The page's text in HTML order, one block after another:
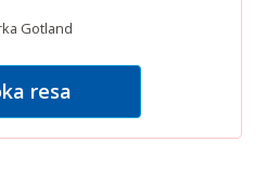
Gotland
resa